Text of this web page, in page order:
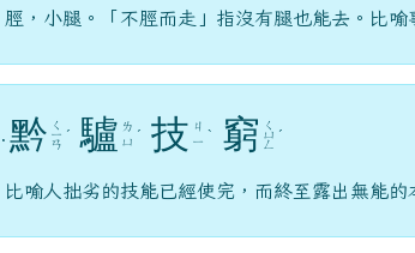
脛，小腿。「不脛而走」指沒有腿也能去。比喻
黔 ㄑ
ㄧ
ㄢ
ˊ 驢 ㄌ
ㄩ ˊ 技 ㄐ
ㄧ ˋ 窮 ㄑ
ㄩ
ㄥ
ˊ
比喻人拙劣的技能已經使完，而終至露出無能的